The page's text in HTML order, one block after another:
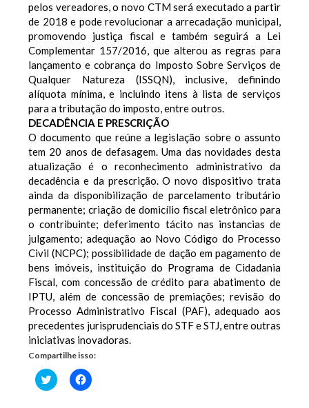
pelos vereadores, o novo CTM será executado a partir
de 2018 e pode revolucionar a arrecadação municipal,
promovendo justiça fiscal e também seguirá a Lei
Complementar 157/2016, que alterou as regras para
lançamento e cobrança do Imposto Sobre Serviços de
Qualquer Natureza (ISSQN), inclusive, definindo
alíquota mínima, e incluindo itens à lista de serviços
para a tributação do imposto, entre outros.
DECADÊNCIA E PRESCRIÇÃO
O documento que reúne a legislação sobre o assunto
tem 20 anos de defasagem. Uma das novidades desta
atualização é o reconhecimento administrativo da
decadência e da prescrição. O novo dispositivo trata
ainda da disponibilização de parcelamento tributário
permanente; criação de domicílio fiscal eletrônico para
o contribuinte; deferimento tácito nas instancias de
julgamento; adequação ao Novo Código do Processo
Civil (NCPC); possibilidade de dação em pagamento de
bens imóveis, instituição do Programa de Cidadania
Fiscal, com concessão de crédito para abatimento de
IPTU, além de concessão de premiações; revisão do
Processo Administrativo Fiscal (PAF), adequado aos
precedentes jurisprudenciais do STF e STJ, entre outras
iniciativas inovadoras.
Compartilhe isso:
Clique
para
Clique
para